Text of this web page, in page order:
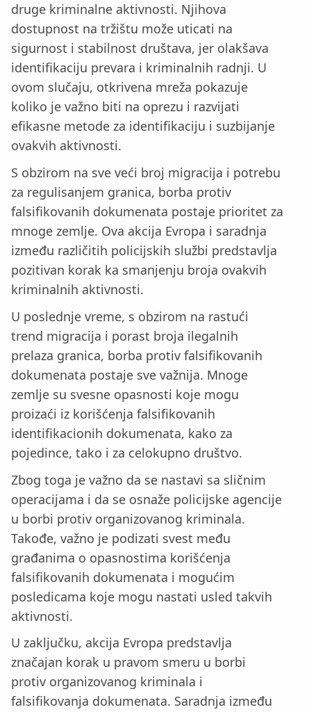
druge kriminalne aktivnosti. Njihova
dostupnost na tržištu može uticati na
sigurnost i stabilnost društava, jer olakšava
identifikaciju prevara i kriminalnih radnji. U
ovom slučaju, otkrivena mreža pokazuje
koliko je važno biti na oprezu i razvijati
efikasne metode za identifikaciju i suzbijanje
ovakvih aktivnosti.
S obzirom na sve veći broj migracija i potrebu
za regulisanjem granica, borba protiv
falsifikovanih dokumenata postaje prioritet za
mnoge zemlje. Ova akcija Evropa i saradnja
između različitih policijskih službi predstavlja
pozitivan korak ka smanjenju broja ovakvih
kriminalnih aktivnosti.
U poslednje vreme, s obzirom na rastući
trend migracija i porast broja ilegalnih
prelaza granica, borba protiv falsifikovanih
dokumenata postaje sve važnija. Mnoge
zemlje su svesne opasnosti koje mogu
proizaći iz korišćenja falsifikovanih
identifikacionih dokumenata, kako za
pojedince, tako i za celokupno društvo.
Zbog toga je važno da se nastavi sa sličnim
operacijama i da se osnaže policijske agencije
u borbi protiv organizovanog kriminala.
Takođe, važno je podizati svest među
građanima o opasnostima korišćenja
falsifikovanih dokumenata i mogućim
posledicama koje mogu nastati usled takvih
aktivnosti.
U zaključku, akcija Evropa predstavlja
značajan korak u pravom smeru u borbi
protiv organizovanog kriminala i
falsifikovanja dokumenata. Saradnja između